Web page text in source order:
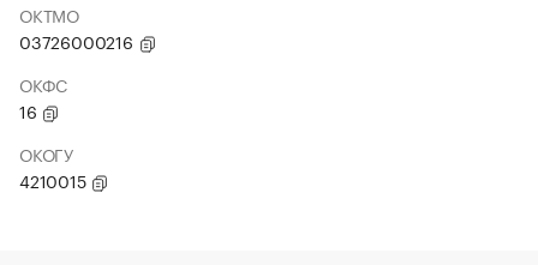
ОКТМО
03726000216
ОКФС
16
ОКОГУ
4210015